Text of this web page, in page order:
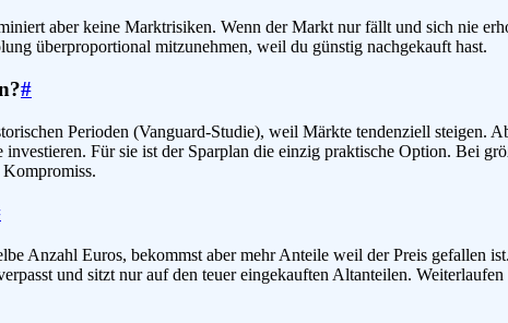
aber keine Marktrisiken. Wenn der Markt nur fällt und sich nie
überproportional mitzunehmen, weil du günstig nachgekauft hast.
#
Perioden (Vanguard-Studie), weil Märkte tendenziell steigen.
Für sie ist der Sparplan die einzig praktische Option. Bei
Kompromiss.
Anzahl Euros, bekommst aber mehr Anteile weil der Preis gefallen
und sitzt nur auf den teuer eingekauften Altanteilen.